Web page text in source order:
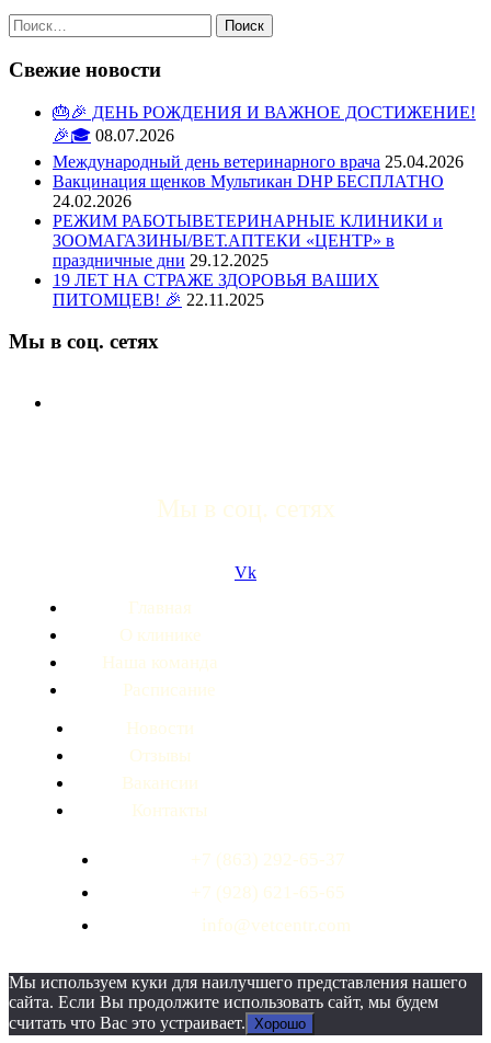
Найти:
Свежие новости
🎂🎉 ДЕНЬ РОЖДЕНИЯ И ВАЖНОЕ ДОСТИЖЕНИЕ!
🎉🎓 08.07.2026
Международный день ветеринарного врача 25.04.2026
Вакцинация щенков Мультикан DHP БЕСПЛАТНО
24.02.2026
РЕЖИМ РАБОТЫВЕТЕРИНАРНЫЕ КЛИНИКИ и
ЗООМАГАЗИНЫ/ВЕТ.АПТЕКИ «ЦЕНТР» в
праздничные дни 29.12.2025
19 ЛЕТ НА СТРАЖЕ ЗДОРОВЬЯ ВАШИХ
ПИТОМЦЕВ! 🎉 22.11.2025
Мы в соц. сетях
Мы в соц. сетях
Vk
Главная
О клинике
Наша команда
Расписание
Новости
Отзывы
Вакансии
Контакты
+7 (863) 292-65-37
+7 (928) 621-65-65
info@vetcentr.com
Мы используем куки для наилучшего представления нашего
сайта. Если Вы продолжите использовать сайт, мы будем
считать что Вас это устраивает. Хорошо